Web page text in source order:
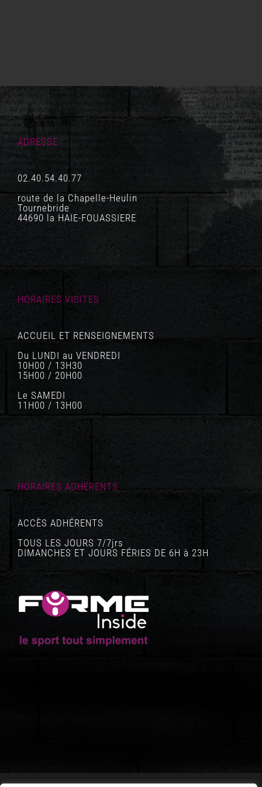
ADRESSE
02.40.54.40.77
route de la Chapelle-Heulin
Tournebride
44690 la HAIE-FOUASSIERE
HORAIRES VISITES
ACCUEIL ET RENSEIGNEMENTS
Du LUNDI au VENDREDI
10H00 / 13H30
15H00 / 20H00
Le SAMEDI
11H00 / 13H00
HORAIRES ADHÉRENTS
ACCÈS ADHÉRENTS
TOUS LES JOURS 7/7jrs
DIMANCHES ET JOURS FÉRIES DE 6H à 23H